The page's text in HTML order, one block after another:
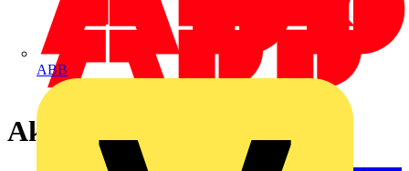
ABB
Akku-Modul 12 V DC